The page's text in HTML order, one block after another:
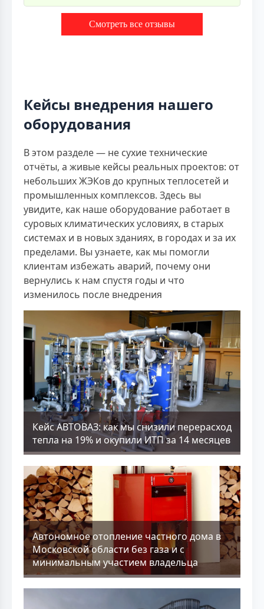
Смотреть все отзывы
Кейсы внедрения нашего
оборудования
В этом разделе — не сухие технические
отчёты, а живые кейсы реальных проектов: от
небольших ЖЭКов до крупных теплосетей и
промышленных комплексов. Здесь вы
увидите, как наше оборудование работает в
суровых климатических условиях, в старых
системах и в новых зданиях, в городах и за их
пределами. Вы узнаете, как мы помогли
клиентам избежать аварий, почему они
вернулись к нам спустя годы и что
изменилось после внедрения
Кейс АВТОВАЗ: как мы снизили перерасход
тепла на 19% и окупили ИТП за 14 месяцев
Aвтономное отопление частного дома в
Московской области без газа и с
минимальным участием владельца